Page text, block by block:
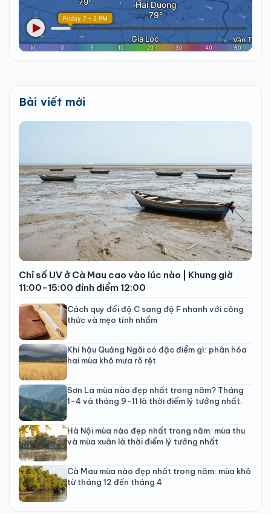
Bài viết mới
Chỉ số UV ở Cà Mau cao vào lúc nào | Khung giờ
11:00-15:00 đỉnh điểm 12:00
Cách quy đổi độ C sang độ F nhanh với công
thức và mẹo tính nhẩm
Khí hậu Quảng Ngãi có đặc điểm gì: phân hóa
hai mùa khô mưa rõ rệt
Sơn La mùa nào đẹp nhất trong năm? Tháng
1-4 và tháng 9-11 là thời điểm lý tưởng nhất.
Hà Nội mùa nào đẹp nhất trong năm: mùa thu
và mùa xuân là thời điểm lý tưởng nhất
Cà Mau mùa nào đẹp nhất trong năm: mùa khô
từ tháng 12 đến tháng 4